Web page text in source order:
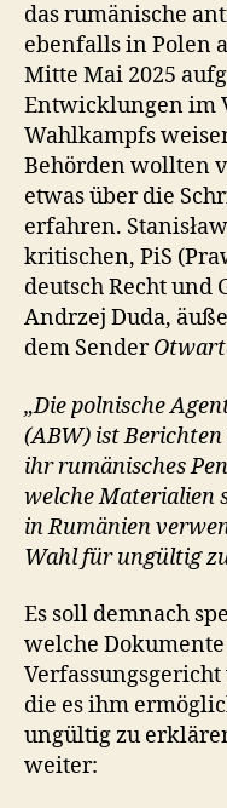
das rumänische
ebenfalls in Polen
Mitte Mai 2025
Entwicklungen im
Wahlkampfs
Behörden wollten
etwas über die
erfahren.
kritischen, PiS
deutsch Recht und
Andrzej Duda,
dem Sender
„Die polnische
(ABW) ist
ihr rumänisches
welche Materialien
in Rumänien
Wahl für ungültig
Es soll demnach
welche
die es ihm
ungültig zu
weiter: